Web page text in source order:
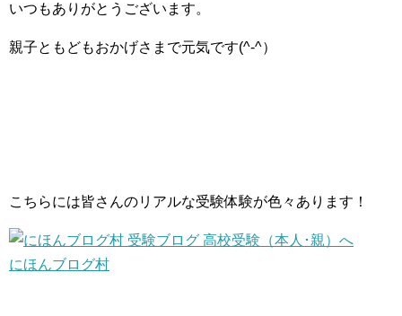
いつもありがとうございます。
親子ともどもおかげさまで元気です(^-^）
こちらには皆さんのリアルな受験体験が色々あります！
にほんブログ村